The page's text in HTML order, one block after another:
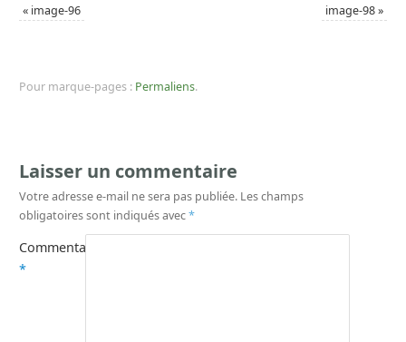
« image-96 image-98»
Pour marque-pages : Permaliens.
Laisser un commentaire
Votre adresse e-mail ne sera pas publiée. Les champs
obligatoires sont indiqués avec*
Commentaire
*